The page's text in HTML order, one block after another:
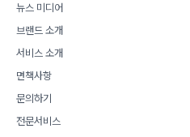
뉴스 미디어
브랜드 소개
서비스 소개
면책사항
문의하기
전문서비스